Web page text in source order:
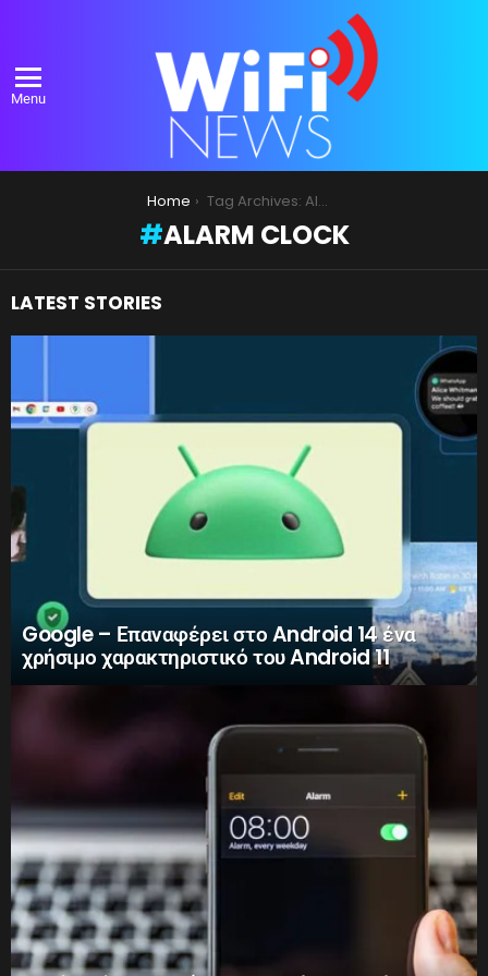
Menu
Home Tag Archives: Alarm Clock
ALARM CLOCK
LATEST STORIES
Google – Επαναφέρει στο Android 14 ένα
χρήσιμο χαρακτηριστικό του Android 11